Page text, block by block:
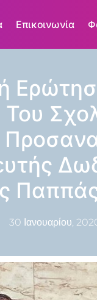
Επικοινωνία
30 Ιανουαρίου,